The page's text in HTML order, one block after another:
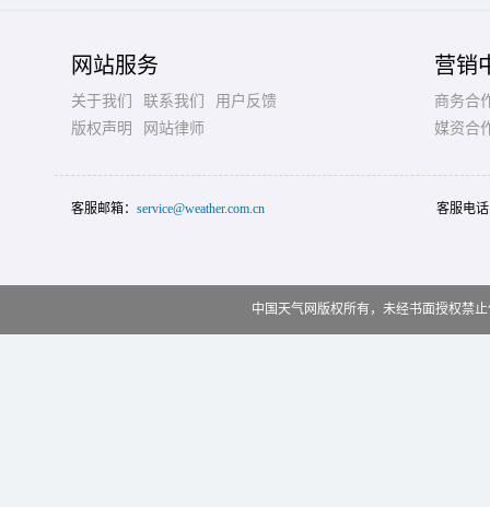
网站服务
关于我们 联系我们
用户反馈
版权声明
网站律师
营销
商务合
媒资合
客服邮箱： service@weather.com.cn 客服电
中国天气网版权所有，未经书面授权